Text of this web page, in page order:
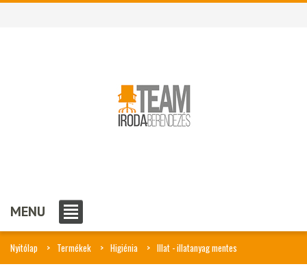
MENU
Nyitólap Termékek Higiénia Illat - illatanyag mentes